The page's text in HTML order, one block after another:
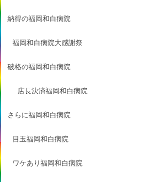
納得の福岡和白病院
福岡和白病院大感謝祭
破格の福岡和白病院
店長決済福岡和白病院
さらに福岡和白病院
目玉福岡和白病院
ワケあり福岡和白病院